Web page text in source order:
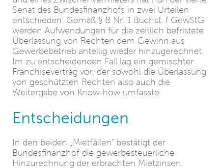
Senat des Bundesfinanzhofs in zwei Urteilen
entschieden. Gemäß § 8 Nr. 1 Buchst. f GewStG
werden Aufwendungen für die zeitlich befristete
Überlassung von Rechten dem Gewinn aus
Gewerbebetrieb anteilig wieder hinzugerechnet.
Im zu entscheidenden Fall lag ein gemischter
Franchisevertrag vor, der sowohl die Überlassung
von geschützten Rechten also auch die
Weitergabe von Know-how umfasste.
Entscheidungen
In den beiden „Mietfällen“ bestätigt der
Bundesfinanzhof die gewerbesteuerliche
Hinzurechnung der erbrachten Mietzinsen.